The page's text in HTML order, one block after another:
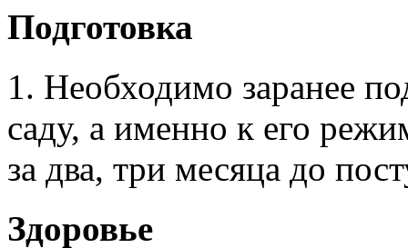
Подготовка
1. Необходимо заранее
саду, а именно к его
за два, три месяца до
Здоровье